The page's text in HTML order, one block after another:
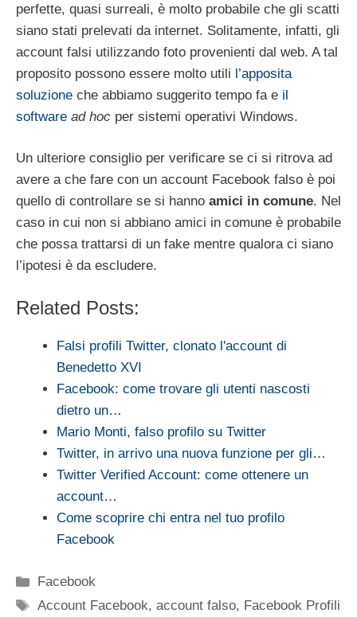
perfette, quasi surreali, è molto probabile che gli scatti
siano stati prelevati da internet. Solitamente, infatti, gli
account falsi utilizzando foto provenienti dal web. A tal
proposito possono essere molto utili l’apposita
soluzione che abbiamo suggerito tempo fa e il
software ad hoc per sistemi operativi Windows.
Un ulteriore consiglio per verificare se ci si ritrova ad
avere a che fare con un account Facebook falso è poi
quello di controllare se si hanno amici in comune. Nel
caso in cui non si abbiano amici in comune è probabile
che possa trattarsi di un fake mentre qualora ci siano
l’ipotesi è da escludere.
Related Posts:
Falsi profili Twitter, clonato l'account di
Benedetto XVI
Facebook: come trovare gli utenti nascosti
dietro un…
Mario Monti, falso profilo su Twitter
Twitter, in arrivo una nuova funzione per gli…
Twitter Verified Account: come ottenere un
account…
Come scoprire chi entra nel tuo profilo
Facebook
Categorie
Facebook
Tag
Account Facebook,account falso, Facebook Profili